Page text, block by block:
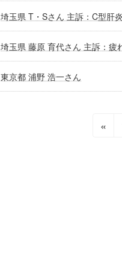
埼玉県 T・Sさん 主訴：C型肝炎
埼玉県 藤原 育代さん 主訴：疲
東京都 浦野 浩一さん
«